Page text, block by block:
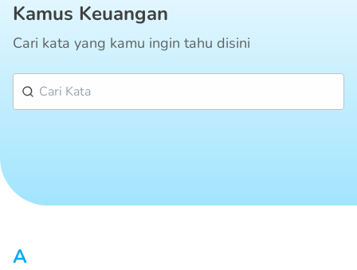
Kamus Keuangan
Cari kata yang kamu ingin tahu disini
A